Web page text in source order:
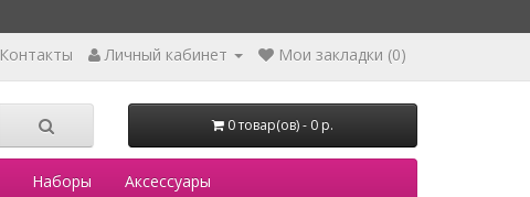
Контакты Личный кабинет Мои закладки (0)
0 товар(ов) - 0 р.
Наборы Аксессуары